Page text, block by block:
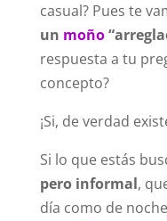
casual? Pues te
un moño
respuesta a tu
concepto?
¡Si, de verdad
Si lo que estás
pero informal,
día como de